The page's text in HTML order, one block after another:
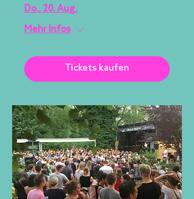
Do., 20. Aug.
Mehr Infos
Tickets kaufen